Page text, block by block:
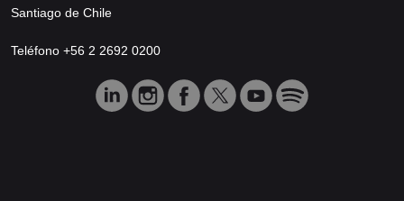
Santiago de Chile
Teléfono +56 2 2692 0200